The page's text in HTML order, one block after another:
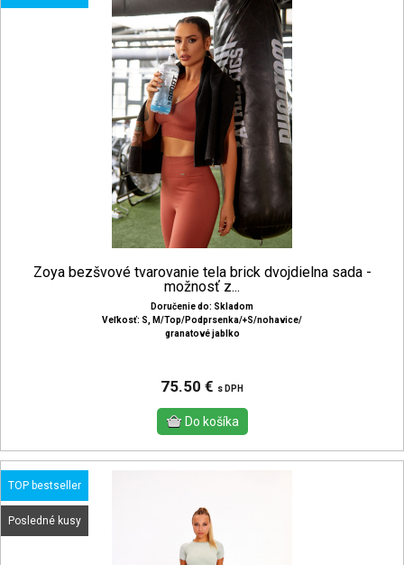
Zoya bezšvové tvarovanie tela brick dvojdielna sada -
možnosť z...
Doručenie do: Skladom
Veľkosť: S, M/Top/Podprsenka/+S/nohavice/
granatové jablko
75.50 € s DPH
TOP bestseller
Posledné kusy